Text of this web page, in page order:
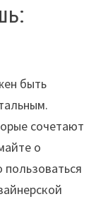
быть
сочетают
о